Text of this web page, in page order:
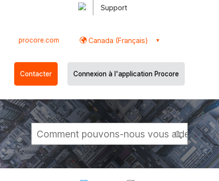
Support
procore.com Canada (Français)
Contacter Connexion à l'application Procore